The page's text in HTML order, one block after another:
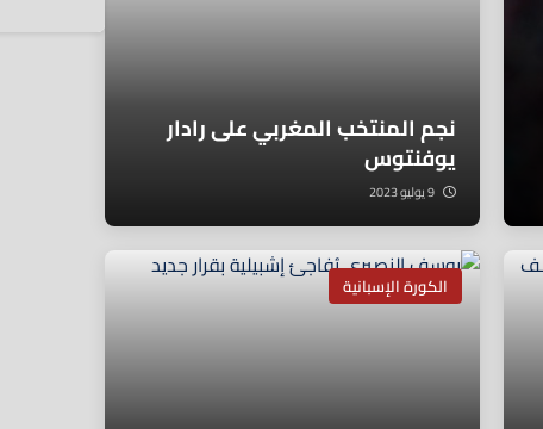
نجم المنتخب المغربي على رادار
يوفنتوس
الكورة الإسبانية